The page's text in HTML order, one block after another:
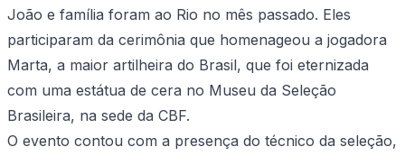
João e família foram ao Rio no mês passado. Eles
participaram da cerimônia que homenageou a jogadora
Marta, a maior artilheira do Brasil, que foi eternizada
com uma estátua de cera no Museu da Seleção
Brasileira, na sede da CBF.
O evento contou com a presença do técnico da seleção,